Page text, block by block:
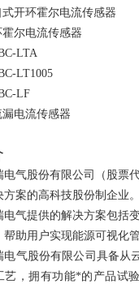
式开环霍尔电流传感器
霍尔电流传感器
LTA
LT1005
LF
漏电流传感器
电气股份有限公司 （ 股票
方案的高科技股份制企业。
电气提供的解决方案包括
帮助用户实现能源可视化
电气股份有限公司具备从
艺，拥有功能*的产品试